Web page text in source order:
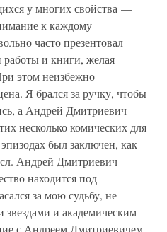
у многих свойства —
к каждому
часто презентовал
и книги, желая
этом неизбежно
Я брался за ручку, чтобы
а Андрей Дмитриевич
несколько комических для
был заключен, как
Андрей Дмитриевич
находится под
за мою судьбу, не
и академическим
с Андреем Дмитриевичем